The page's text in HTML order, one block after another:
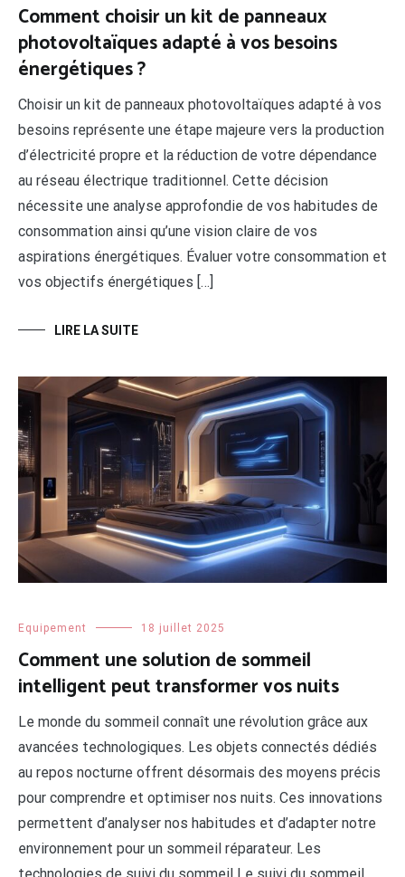
Comment choisir un kit de panneaux
photovoltaïques adapté à vos besoins
énergétiques ?
Choisir un kit de panneaux photovoltaïques adapté à vos
besoins représente une étape majeure vers la production
d’électricité propre et la réduction de votre dépendance
au réseau électrique traditionnel. Cette décision
nécessite une analyse approfondie de vos habitudes de
consommation ainsi qu’une vision claire de vos
aspirations énergétiques. Évaluer votre consommation et
vos objectifs énergétiques […]
LIRE LA SUITE
Equipement 18 juillet 2025
Comment une solution de sommeil
intelligent peut transformer vos nuits
Le monde du sommeil connaît une révolution grâce aux
avancées technologiques. Les objets connectés dédiés
au repos nocturne offrent désormais des moyens précis
pour comprendre et optimiser nos nuits. Ces innovations
permettent d’analyser nos habitudes et d’adapter notre
environnement pour un sommeil réparateur. Les